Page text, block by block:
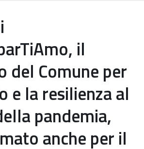
il
del Comune per
e la resilienza al
pandemia,
anche per il